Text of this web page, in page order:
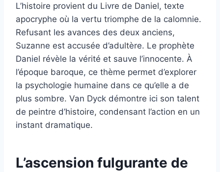
L’histoire provient du Livre de Daniel, texte
apocryphe où la vertu triomphe de la calomnie.
Refusant les avances des deux anciens,
Suzanne est accusée d’adultère. Le prophète
Daniel révèle la vérité et sauve l’innocente. À
l’époque baroque, ce thème permet d’explorer
la psychologie humaine dans ce qu’elle a de
plus sombre. Van Dyck démontre ici son talent
de peintre d’histoire, condensant l’action en un
instant dramatique.
L’ascension fulgurante de